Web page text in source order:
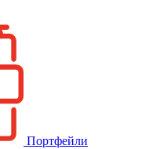
Портфейли